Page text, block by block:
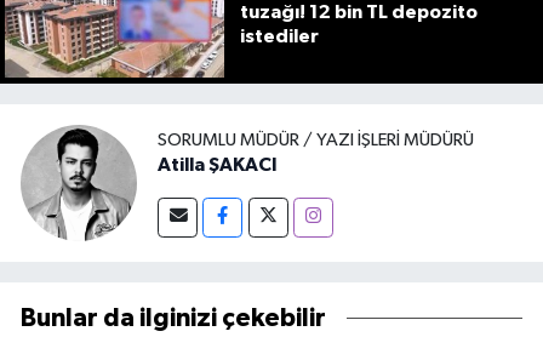
tuzağı! 12 bin TL depozito
istediler
SORUMLU MÜDÜR / YAZI İŞLERI MÜDÜRÜ
Atilla ŞAKACI
Bunlar da ilginizi çekebilir